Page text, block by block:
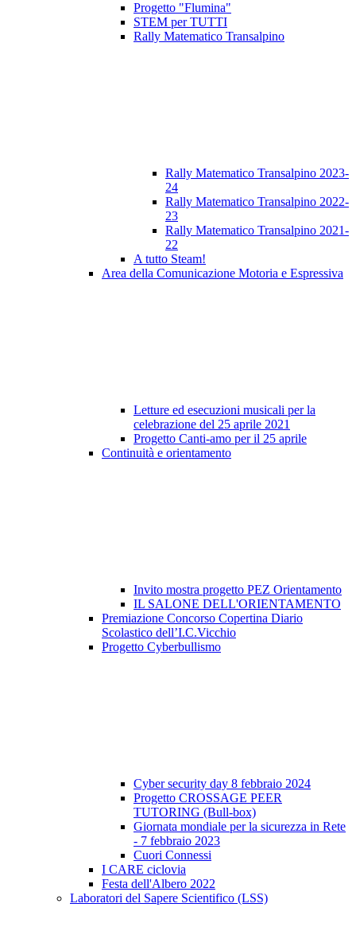
Progetto "Flumina"
STEM per TUTTI
Rally Matematico Transalpino
Rally Matematico Transalpino 2023-
24
Rally Matematico Transalpino 2022-
23
Rally Matematico Transalpino 2021-
22
A tutto Steam!
Area della Comunicazione Motoria e Espressiva
Letture ed esecuzioni musicali per la
celebrazione del 25 aprile 2021
Progetto Canti-amo per il 25 aprile
Continuità e orientamento
Invito mostra progetto PEZ Orientamento
IL SALONE DELL'ORIENTAMENTO
Premiazione Concorso Copertina Diario
Scolastico dell’I.C.Vicchio
Progetto Cyberbullismo
Cyber security day 8 febbraio 2024
Progetto CROSSAGE PEER
TUTORING (Bull-box)
Giornata mondiale per la sicurezza in Rete
- 7 febbraio 2023
Cuori Connessi
I CARE ciclovia
Festa dell'Albero 2022
Laboratori del Sapere Scientifico (LSS)